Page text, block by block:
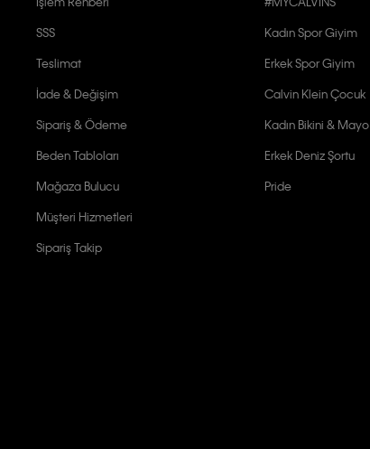
SSS
Teslimat
İade & Değişim
Sipariş & Ödeme
Beden Tabloları
Mağaza Bulucu
Müşteri Hizmetleri
Sipariş Takip
Kadın Spor Giyim
Erkek Spor Giyim
Calvin Klein Çocuk
Kadın Bikini & Mayo
Erkek Deniz Şortu
Pride